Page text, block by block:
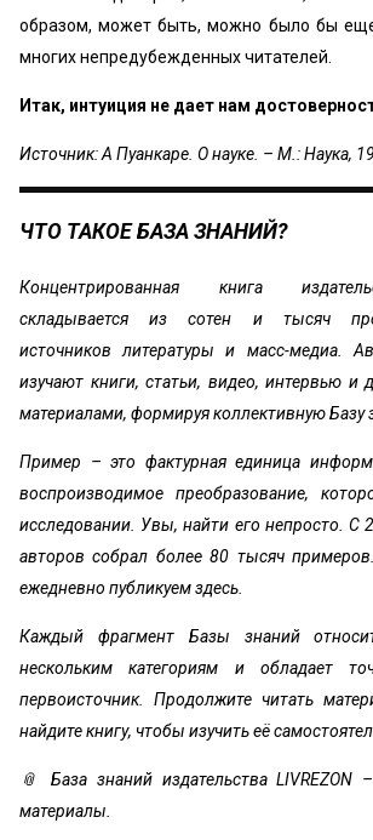
образом, может быть, можно было бы
многих непредубежденных читателей.
Итак, интуиция не дает нам
Источник: А Пуанкаре. О науке. – М.: Наука,
ЧТО ТАКОЕ БАЗА ЗНАНИЙ?
Концентрированная книга
складывается из сотен и тысяч
источников литературы и масс-медиа.
изучают книги, статьи, видео, интервью и
материалами, формируя коллективную Базу
Пример – это фактурная единица
воспроизводимое преобразование,
исследовании. Увы, найти его непросто. С
авторов собрал более 80 тысяч
ежедневно публикуем здесь.
Каждый фрагмент Базы знаний
нескольким категориям и обладает
первоисточник. Продолжите читать
найдите книгу, чтобы изучить её
📎 База знаний издательства LIVREZON
материалы.